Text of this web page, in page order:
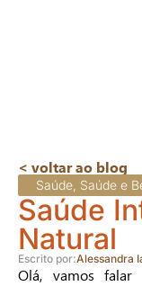
< voltar ao blog
Saúde Saúde e
Saúde
Natural
Escrito por:Alessandra
Olá, vamos falar